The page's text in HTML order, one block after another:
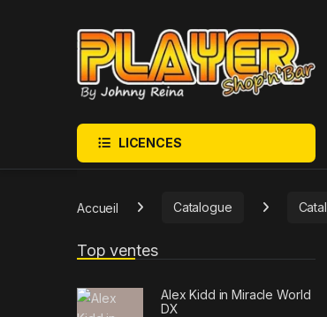
LICENCES
Accueil Catalogue
Top ventes
Alex Kidd in Miracle World
DX